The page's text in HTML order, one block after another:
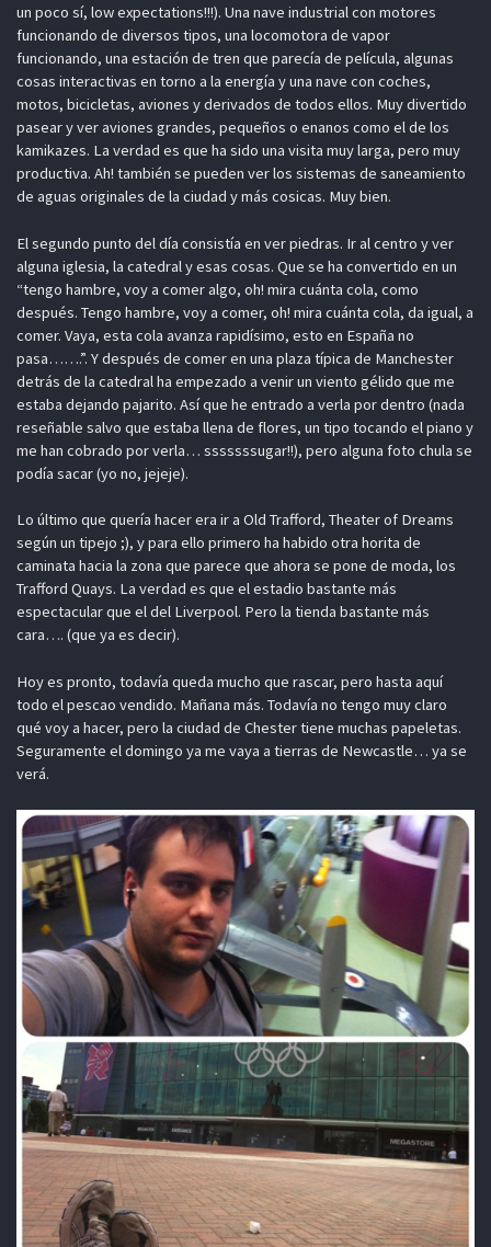
un poco sí, low expectations!!!). Una nave industrial con motores
funcionando de diversos tipos, una locomotora de vapor
funcionando, una estación de tren que parecía de película, algunas
cosas interactivas en torno a la energía y una nave con coches,
motos, bicicletas, aviones y derivados de todos ellos. Muy divertido
pasear y ver aviones grandes, pequeños o enanos como el de los
kamikazes. La verdad es que ha sido una visita muy larga, pero muy
productiva. Ah! también se pueden ver los sistemas de saneamiento
de aguas originales de la ciudad y más cosicas. Muy bien.
El segundo punto del día consistía en ver piedras. Ir al centro y ver
alguna iglesia, la catedral y esas cosas. Que se ha convertido en un
“tengo hambre, voy a comer algo, oh! mira cuánta cola, como
después. Tengo hambre, voy a comer, oh! mira cuánta cola, da igual, a
comer. Vaya, esta cola avanza rapidísimo, esto en España no
pasa…….”. Y después de comer en una plaza típica de Manchester
detrás de la catedral ha empezado a venir un viento gélido que me
estaba dejando pajarito. Así que he entrado a verla por dentro (nada
reseñable salvo que estaba llena de flores, un tipo tocando el piano y
me han cobrado por verla… sssssssugar!!), pero alguna foto chula se
podía sacar (yo no, jejeje).
Lo último que quería hacer era ir a Old Trafford, Theater of Dreams
según un tipejo ;), y para ello primero ha habido otra horita de
caminata hacia la zona que parece que ahora se pone de moda, los
Trafford Quays. La verdad es que el estadio bastante más
espectacular que el del Liverpool. Pero la tienda bastante más
cara…. (que ya es decir).
Hoy es pronto, todavía queda mucho que rascar, pero hasta aquí
todo el pescao vendido. Mañana más. Todavía no tengo muy claro
qué voy a hacer, pero la ciudad de Chester tiene muchas papeletas.
Seguramente el domingo ya me vaya a tierras de Newcastle… ya se
verá.